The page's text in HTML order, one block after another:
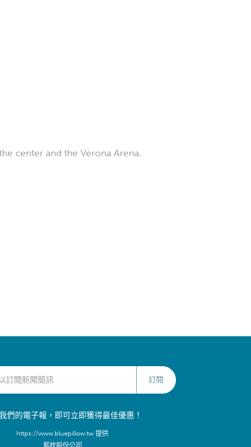
center and the Verona Arena.
訂閱
們的電子報，即可立即獲得最佳優惠！
https://www.bluepillow.tw 提供
藍枕股份公司